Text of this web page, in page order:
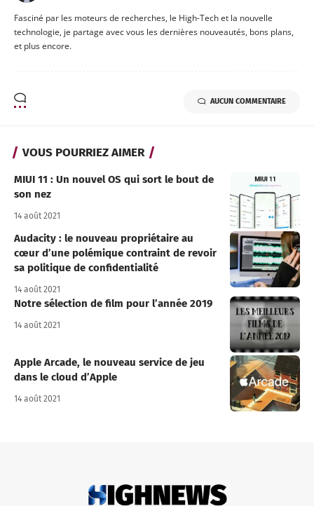
Fasciné par les moteurs de recherches, le High-Tech et la nouvelle
technologie, je partage avec vous les dernières nouveautés, bons plans,
et plus encore.
AUCUN COMMENTAIRE
VOUS POURRIEZ AIMER
MIUI 11 : Un nouvel OS qui sort le bout de
son nez
14 août 2021
Audacity : le nouveau propriétaire au
cœur d’une polémique contraint de revoir
sa politique de confidentialité
14 août 2021
Notre sélection de film pour l’année 2019
14 août 2021
Apple Arcade, le nouveau service de jeu
dans le cloud d’Apple
14 août 2021